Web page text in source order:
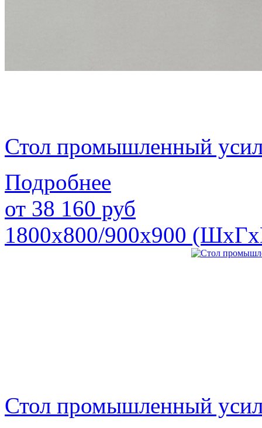
Стол промышленный
Подробнее
от 38 160 руб
1800х800/900х900
Стол промышленный